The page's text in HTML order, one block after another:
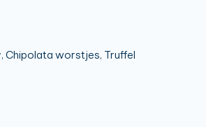
Chipolata worstjes, Truffel